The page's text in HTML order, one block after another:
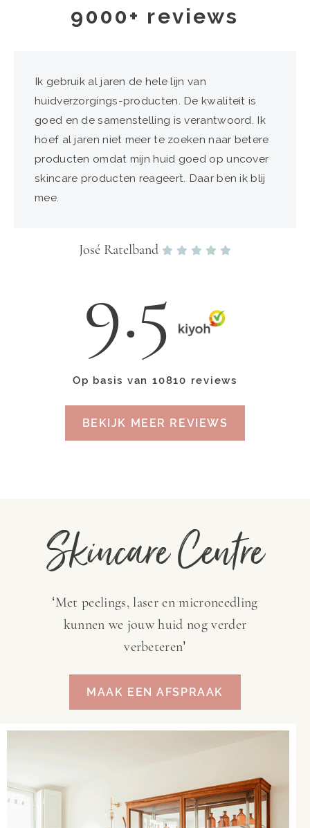
9000+ reviews
9.5
Op basis van 10810 reviews
BEKIJK MEER REVIEWS
Ik gebruik al jaren de hele lijn van
huidverzorgings-producten. De kwaliteit is
goed en de samenstelling is verantwoord. Ik
hoef al jaren niet meer te zoeken naar betere
producten omdat mijn huid goed op uncover
skincare producten reageert. Daar ben ik blij
mee.
José Ratelband
Skincare Centre
‘Met peelings, laser en microneedling
kunnen we jouw huid nog verder
verbeteren’
MAAK EEN AFSPRAAK